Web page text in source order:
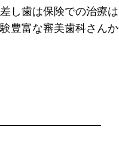
し歯は保険での治療
豊富な審美歯科さん